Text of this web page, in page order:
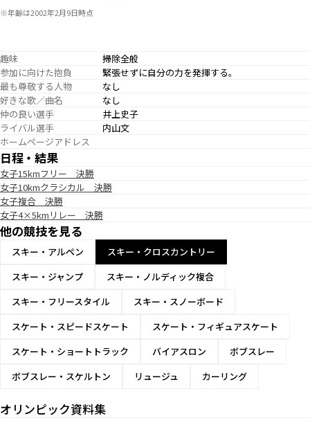
※年齢は2002年2月9日時点
趣味
掃除全般
参加に向けた抱負
緊張せずに自分の力を発揮する。
最も尊敬する人物
なし
好きな歌／曲名
なし
仲の良い選手
井上史子
ライバル選手
内山文
ホームページアドレス
日程・結果
女子15kmフリー 決勝
女子10kmクラシカル 決勝
女子複合 決勝
女子4×5kmリレー 決勝
他の競技を見る
スキー・アルペン
スキー・クロスカントリー
スキー・ジャンプ
スキー・ノルディック複合
スキー・フリースタイル
スキー・スノーボード
スケート・スピードスケート
スケート・フィギュアスケート
スケート・ショートトラック
バイアスロン
ボブスレー
ボブスレー・スケルトン
リュージュ カーリング
オリンピック資料集